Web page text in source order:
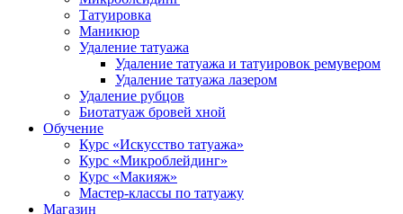
Татуировка
Маникюр
Удаление татуажа
Удаление татуажа и татуировок ремувером
Удаление татуажа лазером
Удаление рубцов
Биотатуаж бровей хной
Обучение
Курс «Искусство татуажа»
Курс «Микроблейдинг»
Курс «Макияж»
Мастер-классы по татуажу
Магазин